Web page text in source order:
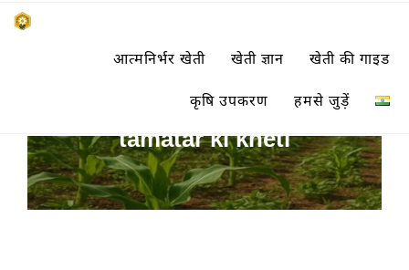
SUBSISTENCE FARMING
किसानों के साथ, किसानों के लिए
आत्मनिर्भर खेती खेती ज्ञान खेती की गाइड
कृषि उपकरण हमसे जुड़ें
tamatar ki kheti